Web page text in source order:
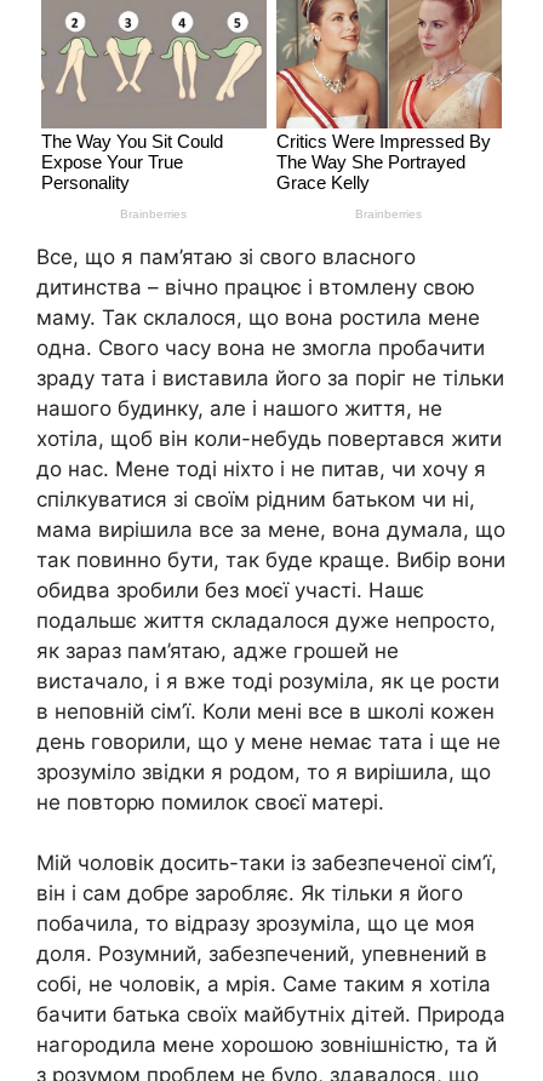
Все, що я пам’ятаю зі свого власного
дитинства – вічно працює і втомлену свою
маму. Так склалося, що вона ростила мене
одна. Свого часу вона не змогла пробачити
зраду тата і виставила його за поріг не тільки
нашого будинку, але і нашого життя, не
хотіла, щоб він коли-небудь повертався жити
до нас. Мене тоді ніхто і не питав, чи хочу я
спілкуватися зі своїм рідним батьком чи ні,
мама вирішила все за мене, вона думала, що
так повинно бути, так буде краще. Вибір вони
обидва зробили без моєї участі. Нашє
подальшє життя складалося дуже непросто,
як зараз пам’ятаю, адже грошей не
вистачало, і я вже тоді розуміла, як це рости
в неповній сім’ї. Коли мені все в школі кожен
день говорили, що у мене немає тата і ще не
зрозуміло звідки я родом, то я вирішила, що
не повторю помилок своєї матері.
Мій чоловік досить-таки із забезпеченої сім’ї,
він і сам добре заробляє. Як тільки я його
побачила, то відразу зрозуміла, що це моя
доля. Розумний, забезпечений, упевнений в
собі, не чоловік, а мрія. Саме таким я хотіла
бачити батька своїх майбутніх дітей. Природа
нагородила мене хорошою зовнішністю, та й
з розумом проблем не було, здавалося, що